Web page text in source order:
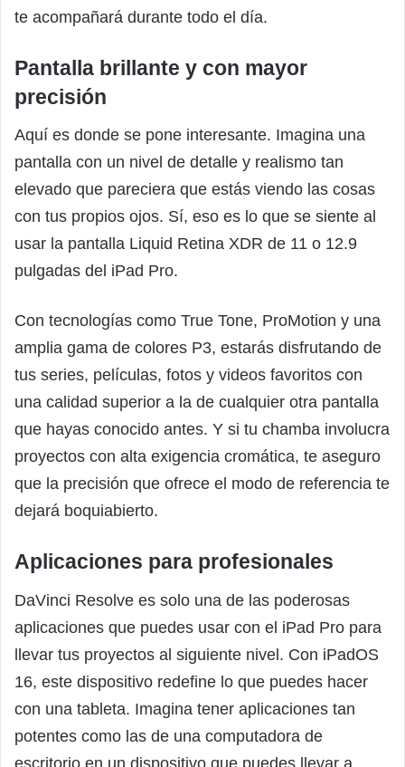
te acompañará durante todo el día.
Pantalla brillante y con mayor
precisión
Aquí es donde se pone interesante. Imagina una
pantalla con un nivel de detalle y realismo tan
elevado que pareciera que estás viendo las cosas
con tus propios ojos. Sí, eso es lo que se siente al
usar la pantalla Liquid Retina XDR de 11 o 12.9
pulgadas del iPad Pro.
Con tecnologías como True Tone, ProMotion y una
amplia gama de colores P3, estarás disfrutando de
tus series, películas, fotos y videos favoritos con
una calidad superior a la de cualquier otra pantalla
que hayas conocido antes. Y si tu chamba involucra
proyectos con alta exigencia cromática, te aseguro
que la precisión que ofrece el modo de referencia te
dejará boquiabierto.
Aplicaciones para profesionales
DaVinci Resolve es solo una de las poderosas
aplicaciones que puedes usar con el iPad Pro para
llevar tus proyectos al siguiente nivel. Con iPadOS
16, este dispositivo redefine lo que puedes hacer
con una tableta. Imagina tener aplicaciones tan
potentes como las de una computadora de
escritorio en un dispositivo que puedes llevar a